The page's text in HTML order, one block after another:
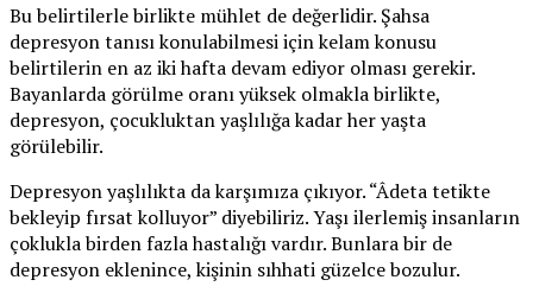
Bu belirtilerle birlikte mühlet de değerlidir. Şahsa
depresyon tanısı konulabilmesi için kelam konusu
belirtilerin en az iki hafta devam ediyor olması gerekir.
Bayanlarda görülme oranı yüksek olmakla birlikte,
depresyon, çocukluktan yaşlılığa kadar her yaşta
görülebilir.
Depresyon yaşlılıkta da karşımıza çıkıyor. “Âdeta tetikte
bekleyip fırsat kolluyor” diyebiliriz. Yaşı ilerlemiş insanların
çoklukla birden fazla hastalığı vardır. Bunlara bir de
depresyon eklenince, kişinin sıhhati güzelce bozulur.